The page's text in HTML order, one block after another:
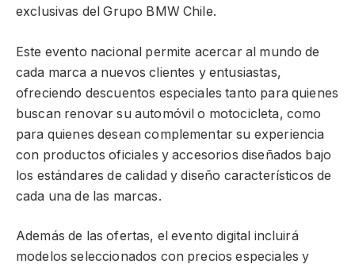
exclusivas del Grupo BMW Chile.
Este evento nacional permite acercar al mundo de
cada marca a nuevos clientes y entusiastas,
ofreciendo descuentos especiales tanto para quienes
buscan renovar su automóvil o motocicleta, como
para quienes desean complementar su experiencia
con productos oficiales y accesorios diseñados bajo
los estándares de calidad y diseño característicos de
cada una de las marcas.
Además de las ofertas, el evento digital incluirá
modelos seleccionados con precios especiales y